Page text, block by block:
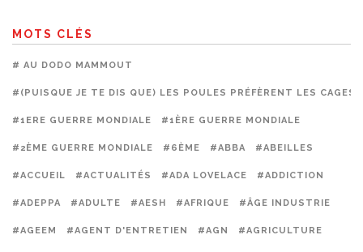
MOTS CLÉS
# AU DODO MAMMOUT
#(PUISQUE JE TE DIS QUE) LES POULES PRÉFÈRENT LES CAGES
#1ERE GUERRE MONDIALE #1ÈRE GUERRE MONDIALE
#2ÈME GUERRE MONDIALE #6ÈME #ABBA #ABEILLES
#ACCUEIL #ACTUALITÉS #ADA LOVELACE #ADDICTION
#ADEPPA #ADULTE #AESH #AFRIQUE #ÂGE INDUSTRIE
#AGEEM #AGENT D'ENTRETIEN #AGN #AGRICULTURE